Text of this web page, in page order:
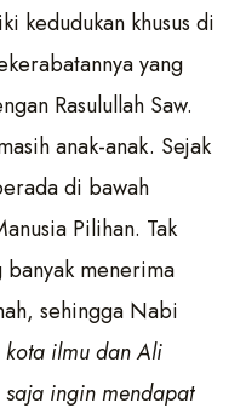
kedudukan khusus di
yang
Rasulullah Saw.
anak-anak. Sejak
di bawah
Pilihan. Tak
menerima
sehingga Nabi
ilmu dan Ali
ingin mendapat